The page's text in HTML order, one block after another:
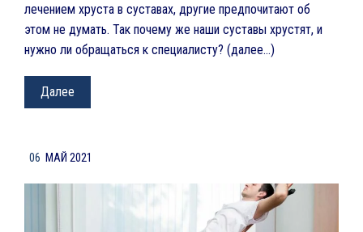
лечением хруста в суставах, другие предпочитают об
этом не думать. Так почему же наши суставы хрустят, и
нужно ли обращаться к специалисту? (далее…)
Далее
06 МАЙ 2021